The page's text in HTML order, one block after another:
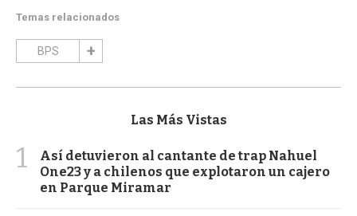
Temas relacionados
BPS
Las Más Vistas
1
Así detuvieron al cantante de trap Nahuel
One23 y a chilenos que explotaron un cajero
en Parque Miramar